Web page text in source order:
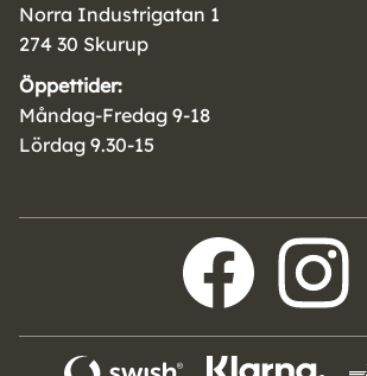
Norra Industrigatan 1
274 30 Skurup
Öppettider:
Måndag-Fredag 9-18
Lördag 9.30-15